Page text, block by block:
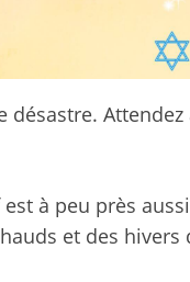
désastre.
à peu près
et des hivers